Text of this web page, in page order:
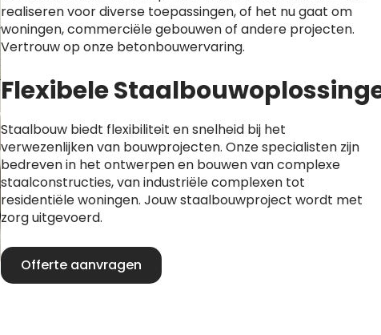
realiseren voor diverse toepassingen, of het nu gaat om
woningen, commerciële gebouwen of andere projecten.
Vertrouw op onze betonbouwervaring.
Flexibele
Staalbouw biedt flexibiliteit en snelheid bij het
verwezenlijken van bouwprojecten. Onze specialisten zijn
bedreven in het ontwerpen en bouwen van complexe
staalconstructies, van industriële complexen tot
residentiële woningen. Jouw staalbouwproject wordt met
zorg uitgevoerd.
Offerte aanvragen